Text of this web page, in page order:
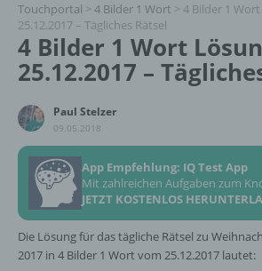
Touchportal > 4 Bilder 1 Wort > 4 Bilder 1
25.12.2017 – Tägliches Rätsel
4 Bilder 1 Wort
25.12.2017 –
Paul Stelzer
09.05.2018
App Empfehlung: IQ Test App
Mit zahlreichen Aufgaben zum
JETZT KOSTENLOS
Die Lösung für das tägliche Rätsel zu
2017 in 4 Bilder 1 Wort vom 25.12.2017 lautet: